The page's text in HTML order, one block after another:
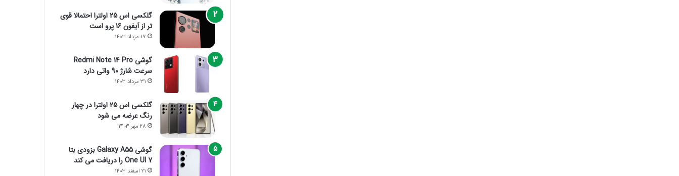
گلکسی اس 25 اولترا احتمالا قوی
تر از آیفون 16 پرو است
17 مرداد 1403
گوشی Redmi Note 14 Pro
سرعت شارژ 90 واتی دارد
31 مرداد 1403
گلکسی اس 25 اولترا در چهار
رنگ عرضه می شود
28 مهر 1403
گوشی Galaxy A55 بزودی بتا
One UI 7 را دریافت می کند
21 اسفند 1403